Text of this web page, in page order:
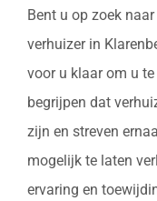
Bent u op zoek
verhuizer in
voor u klaar om u
begrijpen dat
zijn en streven
mogelijk te laten
ervaring en